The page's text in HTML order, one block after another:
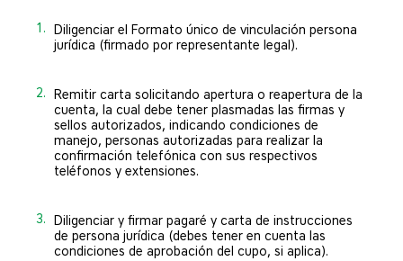
1.
Diligenciar el Formato único de vinculación persona
jurídica (firmado por representante legal).
2.
Remitir carta solicitando apertura o reapertura de la
cuenta, la cual debe tener plasmadas las firmas y
sellos autorizados, indicando condiciones de
manejo, personas autorizadas para realizar la
confirmación telefónica con sus respectivos
teléfonos y extensiones.
3.
Diligenciar y firmar pagaré y carta de instrucciones
de persona jurídica (debes tener en cuenta las
condiciones de aprobación del cupo, si aplica).